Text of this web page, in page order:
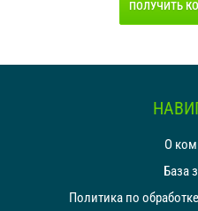
ПОЛУЧИТЬ
О
База
Политика по